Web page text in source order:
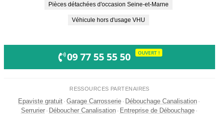
Pièces détachées d'occasion Seine-et-Marne
Véhicule hors d'usage VHU
09 77 55 55 50 OUVERT !
RESSOURCES PARTENAIRES
Epaviste gratuit · Garage Carrosserie · Débouchage Canalisation ·
Serrurier · Déboucher Canalisation · Entreprise de Débouchage ·